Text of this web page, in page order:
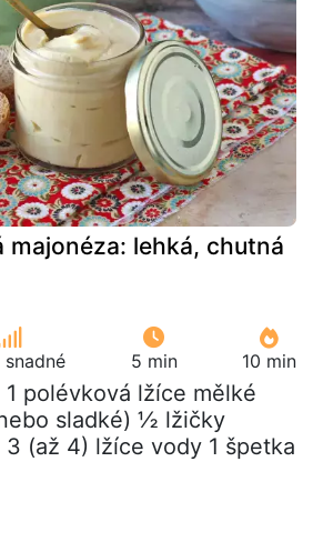
majonéza: lehká, chutná
snadné 5 min 10 min
polévková lžíce mělké
sladké) ½ lžičky
(až 4) lžíce vody 1 špetka